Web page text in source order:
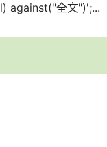
against("全文")';...